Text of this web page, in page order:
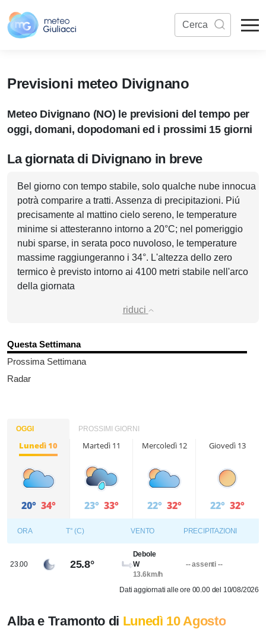
Previsioni meteo Divignano
Meteo Divignano (NO) le previsioni del tempo per
oggi, domani, dopodomani ed i prossimi 15 giorni
La giornata di Divignano in breve
Bel giorno con tempo stabile, solo qualche nube innocua
potrà comparire a tratti. Assenza di precipitazioni. Piú
precisamente al mattino cielo sereno, le temperature
minime si attesteranno intorno a 20°C; nel pomeriggio
nubi sparse, in serata poco nuvoloso, le temperature
massime raggiungeranno i 34°. L'altezza dello zero
termico è previsto intorno ai 4100 metri stabile nell'arco
della giornata
riduci
Questa Settimana
Prossima Settimana
Radar
OGGI PROSSIMI GIORNI
Lunedì 10
20° 34°
Martedì 11
23° 33°
Mercoledì 12
22° 32°
Giovedì 13
22° 32°
ORA T° (C) VENTO PRECIPITAZIONI
23.00 25.8°
Debole
W
13.6km/h
-- assenti --
Dati aggiornati alle ore 00.00 del 10/08/2026
Alba e Tramonto di Lunedì 10 Agosto